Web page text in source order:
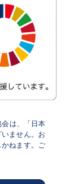
は、「日本
ません。お
ねます。ご